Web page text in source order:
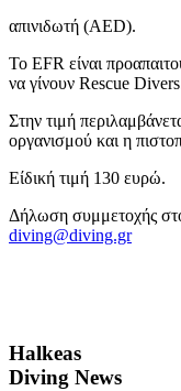
απινιδωτή (AED).
To EFR είναι
να γίνουν Rescue
Στην τιμή
οργανισμού και η
Είδική τιμή 130 ευρώ.
Δήλωση συμμετοχής
diving@diving.gr
Halkeas
Diving News